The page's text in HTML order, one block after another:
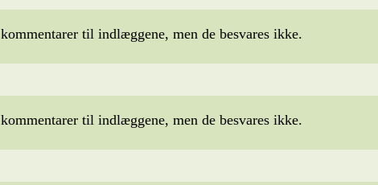
til indlæggene, men de besvares ikke.
til indlæggene, men de besvares ikke.